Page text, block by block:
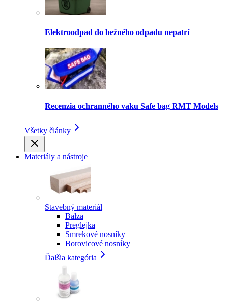
Elektroodpad do bežného odpadu nepatrí
Recenzia ochranného vaku Safe bag RMT Models
Všetky články
Materiály a nástroje
Stavebný materiál
Balza
Preglejka
Smrekové nosníky
Borovicové nosníky
Ďalšia kategória